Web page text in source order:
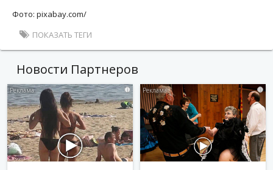
Фото: pixabay.com/
ПОКАЗАТЬ ТЕГИ
Новости Партнеров
i i